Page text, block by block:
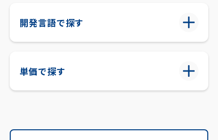
開発言語で探す
単価で探す